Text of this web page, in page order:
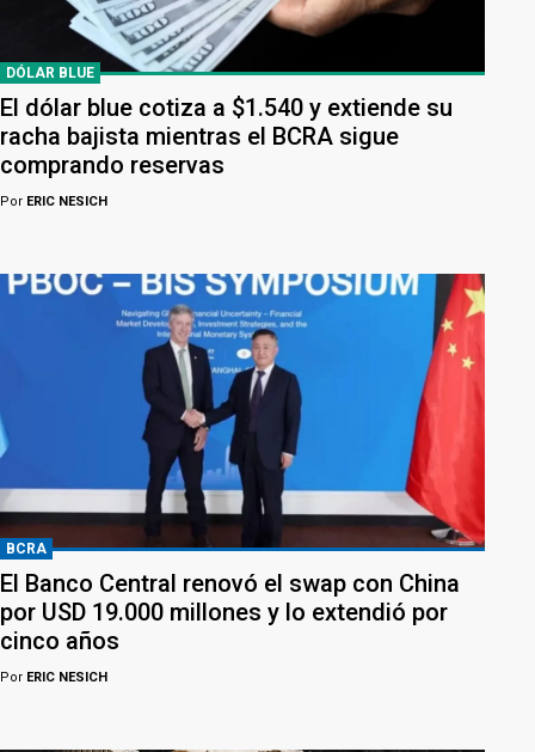
DÓLAR BLUE
El dólar blue cotiza a $1.540 y extiende su
racha bajista mientras el BCRA sigue
comprando reservas
Por ERIC NESICH
BCRA
El Banco Central renovó el swap con China
por USD 19.000 millones y lo extendió por
cinco años
Por ERIC NESICH